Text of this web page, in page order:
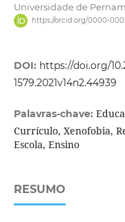
Universidade de
https://orcid.org/0000-
DOI: https://doi.org/
1579.2021v14n2.44939
Palavras-chave:
Currículo, Xenofobia,
Escola, Ensino
RESUMO